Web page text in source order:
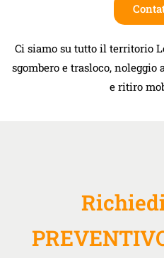
Ci siamo su tutto il territorio
sgombero e trasloco,
e ritiro